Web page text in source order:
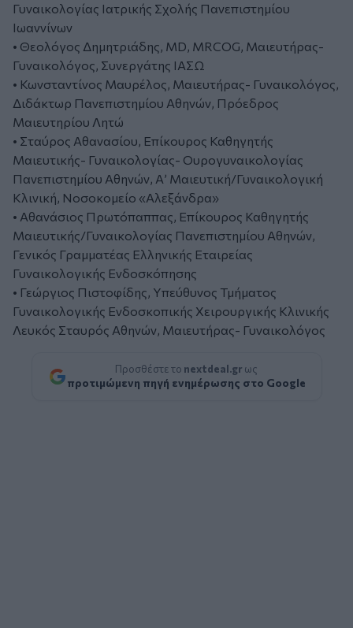
Γυναικολογίας Ιατρικής Σχολής Πανεπιστημίου
Ιωαννίνων
• Θεολόγος Δημητριάδης, MD, MRCOG, Μαιευτήρας-
Γυναικολόγος, Συνεργάτης ΙΑΣΩ
• Κωνσταντίνος Μαυρέλος, Μαιευτήρας- Γυναικολόγος,
Διδάκτωρ Πανεπιστημίου Αθηνών, Πρόεδρος
Μαιευτηρίου Λητώ
• Σταύρος Αθανασίου, Επίκουρος Καθηγητής
Μαιευτικής- Γυναικολογίας- Ουρογυναικολογίας
Πανεπιστημίου Αθηνών, Α’ Μαιευτική/Γυναικολογική
Κλινική, Νοσοκομείο «Αλεξάνδρα»
• Αθανάσιος Πρωτόπαππας, Επίκουρος Καθηγητής
Μαιευτικής/Γυναικολογίας Πανεπιστημίου Αθηνών,
Γενικός Γραμματέας Ελληνικής Εταιρείας
Γυναικολογικής Ενδοσκόπησης
• Γεώργιος Πιστοφίδης, Υπεύθυνος Τμήματος
Γυναικολογικής Ενδοσκοπικής Χειρουργικής Κλινικής
Λευκός Σταυρός Αθηνών, Μαιευτήρας- Γυναικολόγος
Προσθέστε το nextdeal.gr ως
προτιμώμενη πηγή ενημέρωσης στο Google